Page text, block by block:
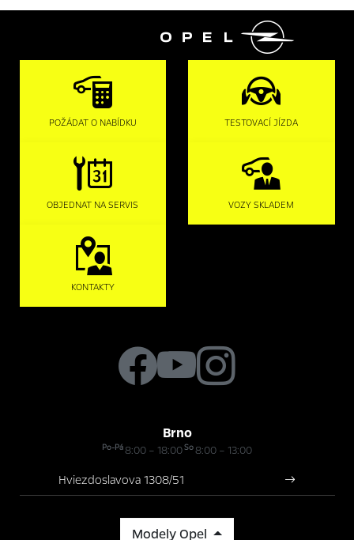

POŽÁDAT O NABÍDKU TESTOVACÍ JÍZDA
OBJEDNAT NA SERVIS VOZY SKLADEM
KONTAKTY
Brno
Po-Pá8:00 – 18:00So8:00 – 13:00
Hviezdoslavova 1308/51
Modely Opel